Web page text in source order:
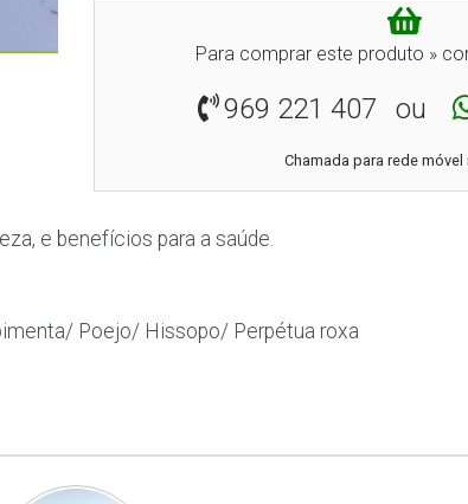
Para comprar este produto »
969 221 407 ou
Chamada para rede móvel
e benefícios para a saúde.
Poejo/ Hissopo/ Perpétua roxa